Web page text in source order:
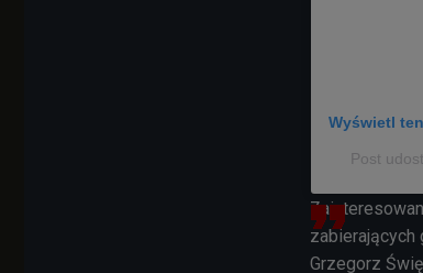
Wyświetl
Post
zabierających
Grzegorz